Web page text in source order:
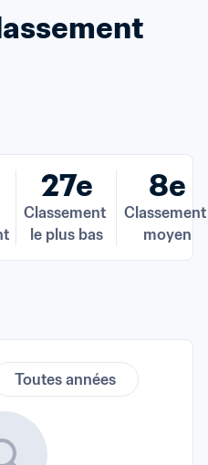
27e
Classement
le plus bas
8e
Classement
moyen
Toutes années